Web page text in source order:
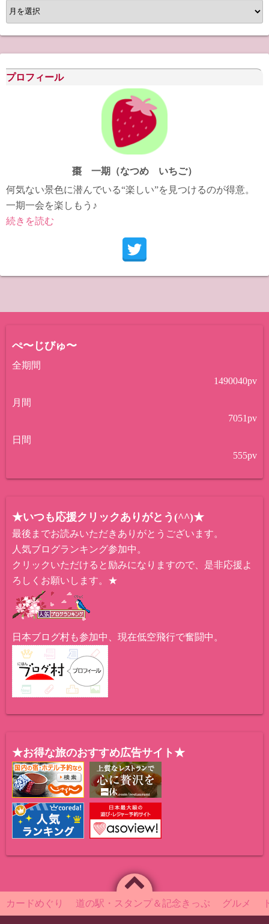
ア
ー
カ
イ
ブ
プロフィール
棗 一期（なつめ いちご）
何気ない景色に潜んでいる“楽しい”を見つけるのが得意。
一期一会を楽しもう♪
続きを読む
ぺ〜じびゅ〜
全期間
1490040pv
月間
7051pv
日間
555pv
★いつも応援クリックありがとう(^^)★
最後までお読みいただきありがとうございます。
人気ブログランキング参加中。
クリックいただけると励みになりますので、是非応援よ
ろしくお願いします。★
日本ブログ村も参加中、現在低空飛行で奮闘中。
★お得な旅のおすすめ広告サイト★
カードめぐり 道の駅・スタンプ＆記念きっぷ グルメ